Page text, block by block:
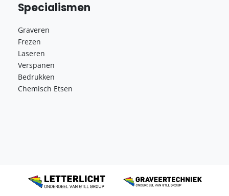
Specialismen
Graveren
Frezen
Laseren
Verspanen
Bedrukken
Chemisch Etsen